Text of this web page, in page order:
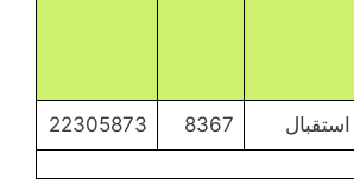
استقبال 8367
22305873